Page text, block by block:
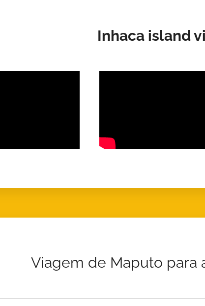
Inhaca island
Viagem de Maputo para